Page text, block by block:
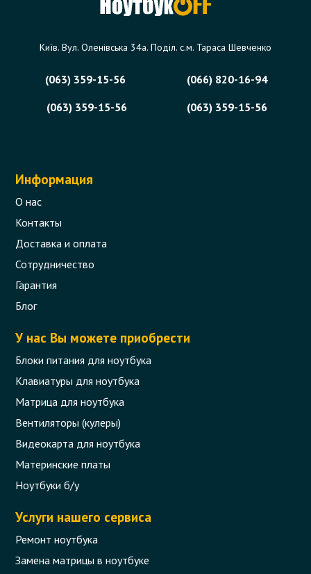
Київ. Вул. Оленівська 34а. Поділ. с.м. Тараса Шевченко
(063) 359-15-56
(066) 820-16-94
(063) 359-15-56
(063) 359-15-56
Информация
О нас
Контакты
Доставка и оплата
Сотрудничество
Гарантия
Блог
У нас Вы можете приобрести
Блоки питания для ноутбука
Клавиатуры для ноутбука
Матрица для ноутбука
Вентиляторы (кулеры)
Видеокарта для ноутбука
Материнские платы
Ноутбуки б/у
Услуги нашего сервиса
Ремонт ноутбука
Замена матрицы в ноутбуке